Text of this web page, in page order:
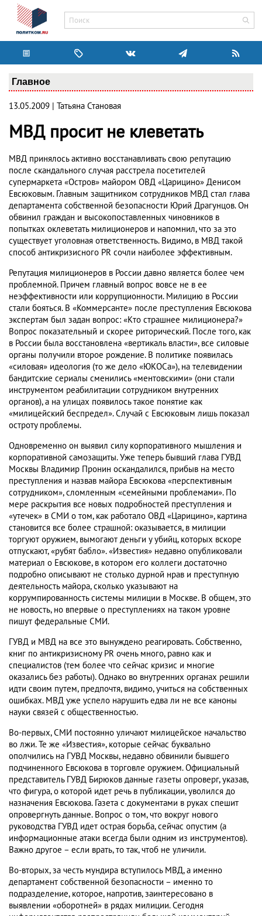
Главное
13.05.2009 | Татьяна Становая
МВД просит не клеветать
МВД принялось активно восстанавливать свою репутацию
после скандального случая расстрела посетителей
супермаркета «Остров» майором ОВД «Царицино» Денисом
Евсюковым. Главным защитником сотрудников МВД стал глава
департамента собственной безопасности Юрий Драгунцов. Он
обвинил граждан и высокопоставленных чиновников в
попытках оклеветать милиционеров и напомнил, что за это
существует уголовная ответственность. Видимо, в МВД такой
способ антикризисного PR сочли наиболее эффективным.
Репутация милиционеров в России давно является более чем
проблемной. Причем главный вопрос вовсе не в ее
неэффективности или коррупционности. Милицию в России
стали бояться. В «Коммерсанте» после преступления Евсюкова
экспертам был задан вопрос: «Кто страшнее милиционера?»
Вопрос показательный и скорее риторический. После того, как
в России была восстановлена «вертикаль власти», все силовые
органы получили второе рождение. В политике появилась
«силовая» идеология (то же дело «ЮКОСа»), на телевидении
бандитские сериалы сменились «ментовскими» (они стали
инструментом реабилитации сотрудником внутренних
органов), а на улицах появилось такое понятие как
«милицейский беспредел». Случай с Евсюковым лишь показал
остроту проблемы.
Одновременно он выявил силу корпоративного мышления и
корпоративной самозащиты. Уже теперь бывший глава ГУВД
Москвы Владимир Пронин оскандалился, прибыв на место
преступления и назвав майора Евсюкова «перспективным
сотрудником», сломленным «семейными проблемами». По
мере раскрытия все новых подробностей преступления и
«утечек» в СМИ о том, как работало ОВД «Царицино», картина
становится все более страшной: оказывается, в милиции
торгуют оружием, вымогают деньги у убийц, которых вскоре
отпускают, «рубят бабло». «Известия» недавно опубликовали
материал о Евсюкове, в котором его коллеги достаточно
подробно описывают не столько дурной нрав и преступную
деятельность майора, сколько указывают на
коррумпированность системы милиции в Москве. В общем, это
не новость, но впервые о преступлениях на таком уровне
пишут федеральные СМИ.
ГУВД и МВД на все это вынуждено реагировать. Собственно,
книг по антикризисному PR очень много, равно как и
специалистов (тем более что сейчас кризис и многие
оказались без работы). Однако во внутренних органах решили
идти своим путем, предпочтя, видимо, учиться на собственных
ошибках. МВД уже успело нарушить едва ли не все каноны
науки связей с общественностью.
Во-первых, СМИ постоянно уличают милицейское начальство
во лжи. Те же «Известия», которые сейчас буквально
ополчились на ГУВД Москвы, недавно обвинили бывшего
подчиненного Евсюкова в торговле оружием. Официальный
представитель ГУВД Бирюков данные газеты опроверг, указав,
что фигура, о которой идет речь в публикации, уволился до
назначения Евсюкова. Газета с документами в руках спешит
опровергнуть данные. Вопрос о том, что вокруг нового
руководства ГУВД идет острая борьба, сейчас опустим (а
информационные атаки всегда были одним из инструментов).
Важно другое – если врать, то так, чтоб не уличили.
Во-вторых, за честь мундира вступилось МВД, а именно
департамент собственной безопасности – именно то
подразделение, которое, напротив, заинтересовано в
выявлении «оборотней» в рядах милиции. Сегодня